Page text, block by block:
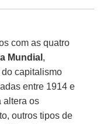
com as quatro
Mundial ,
capitalismo
entre 1914 e
altera os
outros tipos de